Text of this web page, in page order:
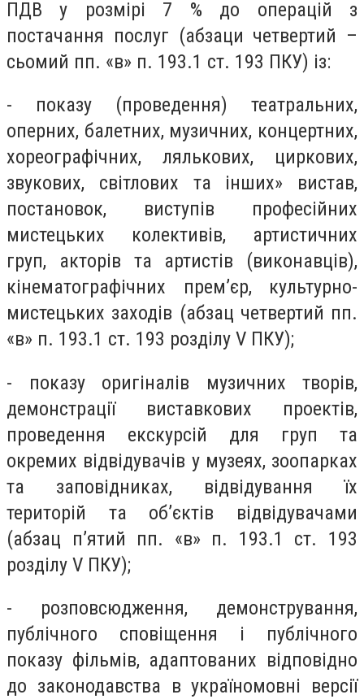
ПДВ у розмірі 7 % до операцій з
постачання послуг (абзаци четвертий –
сьомий пп. «в» п. 193.1 ст. 193 ПКУ) із:
- показу (проведення) театральних,
оперних, балетних, музичних, концертних,
хореографічних, лялькових, циркових,
звукових, світлових та інших» вистав,
постановок, виступів професійних
мистецьких колективів, артистичних
груп, акторів та артистів (виконавців),
кінематографічних прем’єр, культурно-
мистецьких заходів (абзац четвертий пп.
«в» п. 193.1 ст. 193 розділу V ПКУ);
- показу оригіналів музичних творів,
демонстрації виставкових проектів,
проведення екскурсій для груп та
окремих відвідувачів у музеях, зоопарках
та заповідниках, відвідування їх
територій та об’єктів відвідувачами
(абзац п’ятий пп. «в» п. 193.1 ст. 193
розділу V ПКУ);
- розповсюдження, демонстрування,
публічного сповіщення і публічного
показу фільмів, адаптованих відповідно
до законодавства в україномовні версії